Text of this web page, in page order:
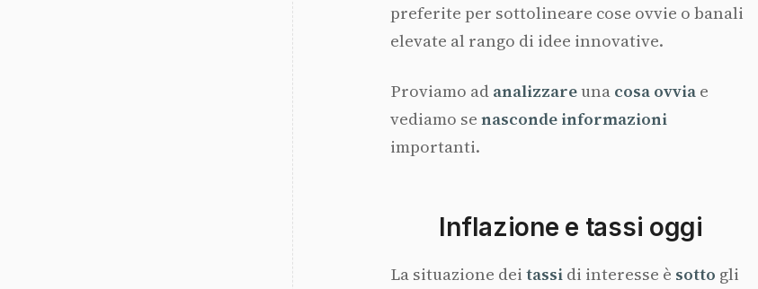
preferite per sottolineare cose ovvie o banali
elevate al rango di idee innovative.
Proviamo ad analizzareuna cosa ovvia e
vediamo senasconde informazioni
importanti.
Inflazione e tassi oggi
La situazione deitassi di interesse è sotto gli